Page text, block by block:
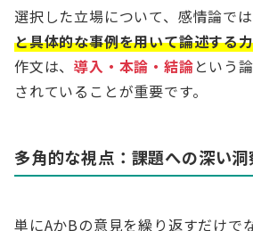
選択した立場について、感情論で
と具体的な事例を用いて論述する力
作文は、導入・本論・結論という
されていることが重要です。
多角的な視点：課題への深い洞
単にAかBの意見を繰り返すだけで